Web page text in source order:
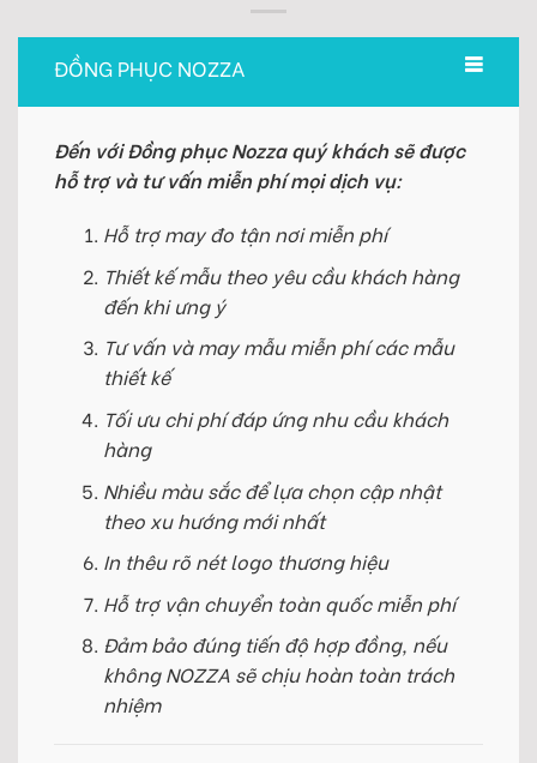
ĐỒNG PHỤC NOZZA
Đến với Đồng phục Nozza quý khách sẽ được
hỗ trợ và tư vấn miễn phí mọi dịch vụ:
Hỗ trợ may đo tận nơi miễn phí
Thiết kế mẫu theo yêu cầu khách hàng
đến khi ưng ý
Tư vấn và may mẫu miễn phí các mẫu
thiết kế
Tối ưu chi phí đáp ứng nhu cầu khách
hàng
Nhiều màu sắc để lựa chọn cập nhật
theo xu hướng mới nhất
In thêu rõ nét logo thương hiệu
Hỗ trợ vận chuyển toàn quốc miễn phí
Đảm bảo đúng tiến độ hợp đồng, nếu
không NOZZA sẽ chịu hoàn toàn trách
nhiệm